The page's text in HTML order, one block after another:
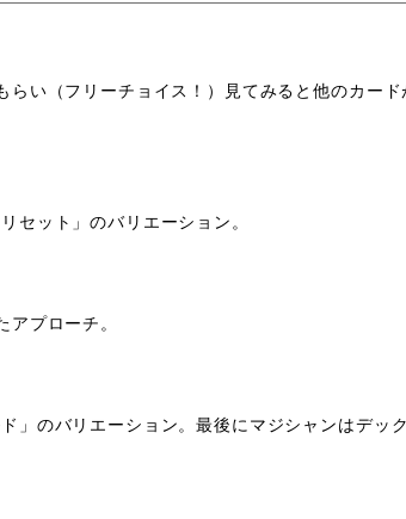
い（フリーチョイス！）見てみると他のカー
セット」のバリエーション。
プローチ。
」のバリエーション。最後にマジシャンはデッ